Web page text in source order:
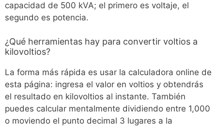
capacidad de 500 kVA; el primero es voltaje, el
segundo es potencia.
¿Qué herramientas hay para convertir voltios a
kilovoltios?
La forma más rápida es usar la calculadora online de
esta página: ingresa el valor en voltios y obtendrás
el resultado en kilovoltios al instante. También
puedes calcular mentalmente dividiendo entre 1,000
o moviendo el punto decimal 3 lugares a la